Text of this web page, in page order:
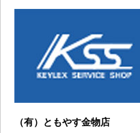
（有）ともやす金物店